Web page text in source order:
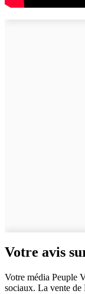
Votre avis
Votre média Peuple
sociaux. La vente de